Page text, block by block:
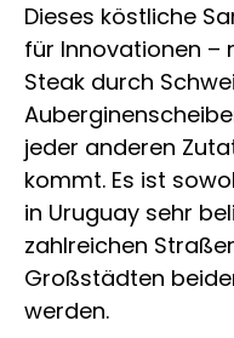
Dieses köstliche
für Innovationen –
Steak durch
jeder anderen
kommt. Es ist
in Uruguay sehr
zahlreichen
Großstädten
werden.